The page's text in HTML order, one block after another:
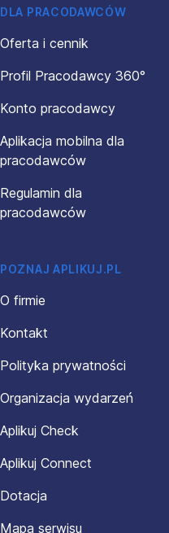
DLA PRACODAWCÓW
Oferta i cennik
Profil Pracodawcy 360°
Konto pracodawcy
Aplikacja mobilna dla
pracodawców
Regulamin dla
pracodawców
POZNAJ APLIKUJ.PL
O firmie
Kontakt
Polityka prywatności
Organizacja wydarzeń
Aplikuj Check
Aplikuj Connect
Dotacja
Mapa serwisu